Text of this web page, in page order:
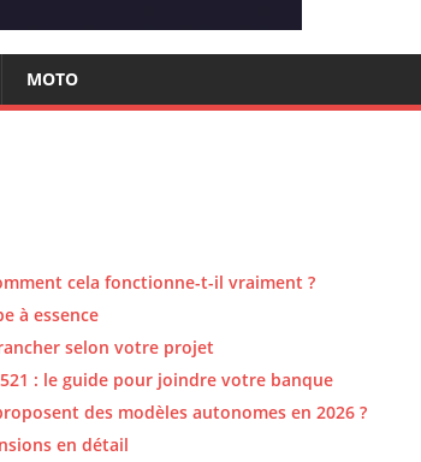
MOTO
cela fonctionne-t-il vraiment ?
à essence
selon votre projet
: le guide pour joindre votre banque
des modèles autonomes en 2026 ?
en détail